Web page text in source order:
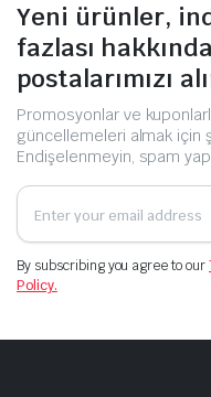
Yeni ürünler,
fazlası
postalarımızı
Promosyonlar ve
güncellemeleri almak için
Endişelenmeyin, spam
By subscribing you agree to our
Policy.